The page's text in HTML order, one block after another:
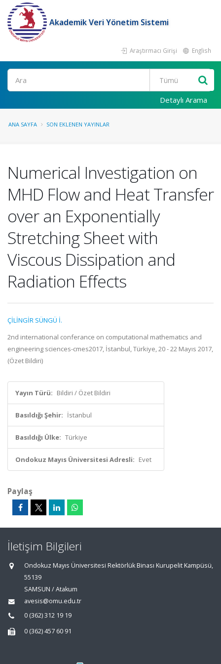
Akademik Veri Yönetim Sistemi
Araştırmacı Girişi English
Ara
Detaylı Arama
ANA SAYFA SON EKLENEN YAYINLAR
Numerical Investigation on
MHD Flow and Heat Transfer
over an Exponentially
Stretching Sheet with
Viscous Dissipation and
Radiation Effects
ÇİLİNGİR SÜNGÜ İ.
2nd international conferance on computational mathematics and
engineering sciences-cmes2017, İstanbul, Türkiye, 20 - 22 Mayıs 2017,
(Özet Bildiri)
Yayın Türü: Bildiri / Özet Bildiri
Basıldığı Şehir: İstanbul
Basıldığı Ülke: Türkiye
Ondokuz Mayıs Üniversitesi Adresli: Evet
Paylaş
İletişim Bilgileri
Ondokuz Mayıs Üniversitesi Rektörlük Binası Kurupelit Kampüsü,
55139
SAMSUN / Atakum
avesis@omu.edu.tr
0 (362) 312 19 19
0 (362) 457 60 91